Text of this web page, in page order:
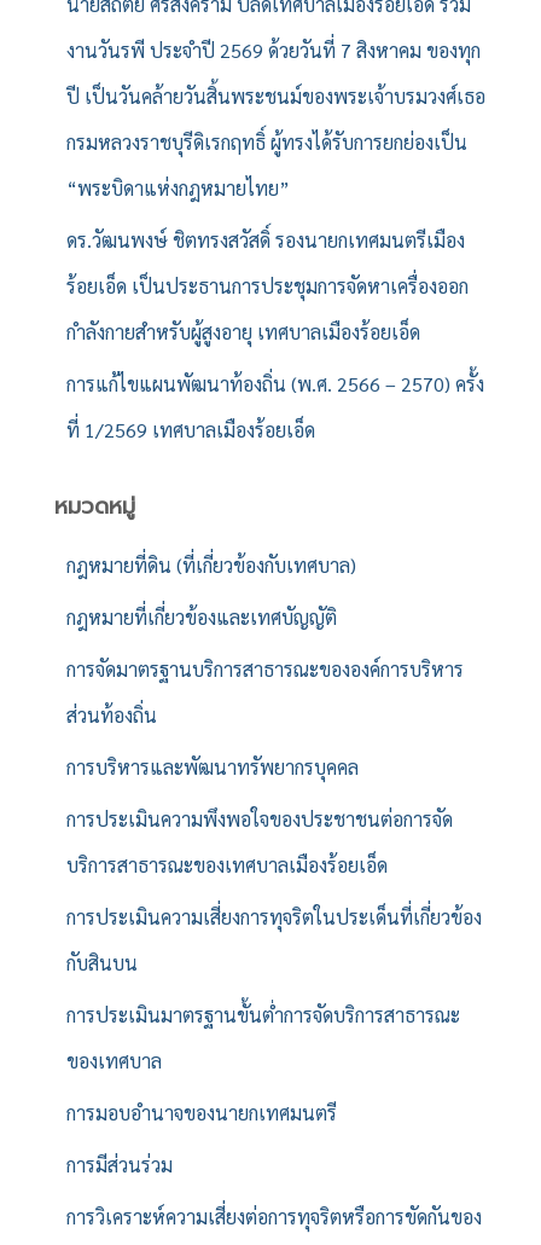
งานวันรพี ประจำปี 2569 ด้วยวันที่ 7 สิงหาคม ของทุก
ปี เป็นวันคล้ายวันสิ้นพระชนม์ของพระเจ้าบรมวงศ์เธอ
กรมหลวงราชบุรีดิเรกฤทธิ์ ผู้ทรงได้รับการยกย่องเป็น
“พระบิดาแห่งกฎหมายไทย”
ดร.วัฒนพงษ์ ชิตทรงสวัสดิ์ รองนายกเทศมนตรีเมือง
ร้อยเอ็ด เป็นประธานการประชุมการจัดหาเครื่องออก
กำลังกายสำหรับผู้สูงอายุ เทศบาลเมืองร้อยเอ็ด
การแก้ไขแผนพัฒนาท้องถิ่น (พ.ศ. 2566 – 2570) ครั้ง
ที่ 1/2569 เทศบาลเมืองร้อยเอ็ด
หมวดหมู่
กฎหมายที่ดิน (ที่เกี่ยวข้องกับเทศบาล)
กฎหมายที่เกี่ยวข้องและเทศบัญญัติ
การจัดมาตรฐานบริการสาธารณะขององค์การบริหาร
ส่วนท้องถิ่น
การบริหารและพัฒนาทรัพยากรบุคคล
การประเมินความพึงพอใจของประชาชนต่อการจัด
บริการสาธารณะของเทศบาลเมืองร้อยเอ็ด
การประเมินความเสี่ยงการทุจริตในประเด็นที่เกี่ยวข้อง
กับสินบน
การประเมินมาตรฐานขั้นต่ำการจัดบริการสาธารณะ
ของเทศบาล
การมอบอำนาจของนายกเทศมนตรี
การมีส่วนร่วม
การวิเคราะห์ความเสี่ยงต่อการทุจริตหรือการขัดกันของ